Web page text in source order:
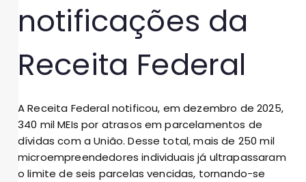
notificações da
Receita Federal
A Receita Federal notificou, em dezembro de 2025,
340 mil MEIs por atrasos em parcelamentos de
dívidas com a União. Desse total, mais de 250 mil
microempreendedores individuais já ultrapassaram
o limite de seis parcelas vencidas, tornando-se